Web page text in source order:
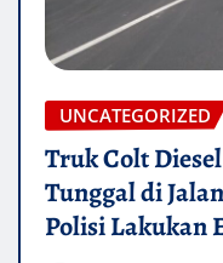
UNCATEGORIZED
Truk Colt
Tunggal di
Polisi Lakukan